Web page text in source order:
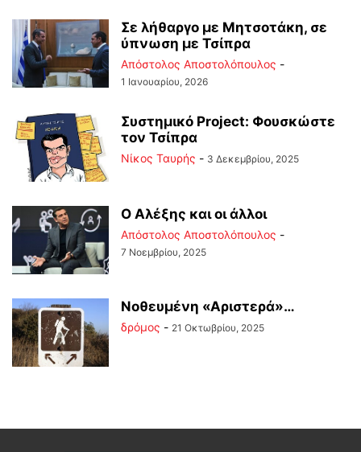
Σε λήθαργο με Μητσοτάκη, σε
ύπνωση με Τσίπρα
Απόστολος Αποστολόπουλος -
1 Ιανουαρίου, 2026
Συστημικό Project: Φουσκώστε
τον Τσίπρα
Νίκος Ταυρής - 3 Δεκεμβρίου, 2025
Ο Αλέξης και οι άλλοι
Απόστολος Αποστολόπουλος -
7 Νοεμβρίου, 2025
Νοθευμένη «Αριστερά»…
δρόμος - 21 Οκτωβρίου, 2025